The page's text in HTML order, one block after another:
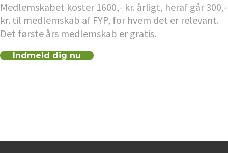
Medlemskabet koster 1600,- kr. årligt, heraf går 300,-
kr. til medlemskab af FYP, for hvem det er relevant.
Det første års medlemskab er gratis.
Indmeld dig nu